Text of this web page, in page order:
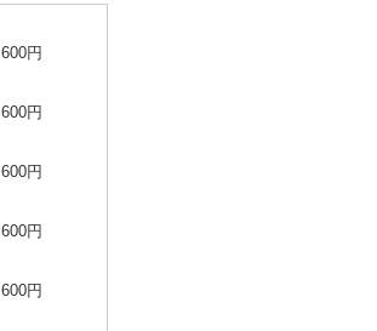
600円
600円
600円
600円
600円